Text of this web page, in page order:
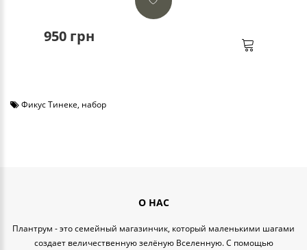
950 грн
Фикус Тинеке, набор
О НАС
Плантрум - это семейный магазинчик, который маленькими шагами
создает величественную зелёную Вселенную. С помощью